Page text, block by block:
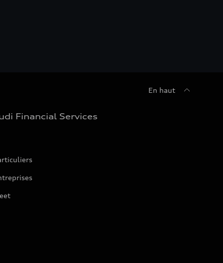
En haut
Financial Services